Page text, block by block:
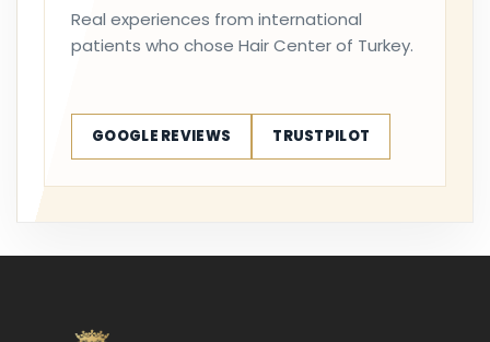
Real experiences from international
patients who chose Hair Center of Turkey.
GOOGLE REVIEWS TRUSTPILOT